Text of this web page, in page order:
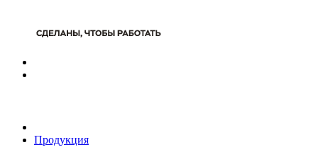
Продукция